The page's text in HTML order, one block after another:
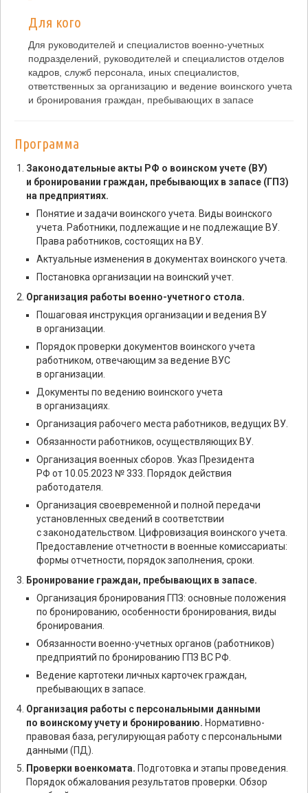
Для кого
Для руководителей и специалистов военно-учетных
подразделений, руководителей и специалистов отделов
кадров, служб персонала, иных специалистов,
ответственных за организацию и ведение воинского учета
и бронирования граждан, пребывающих в запасе
Программа
Законодательные акты РФ о воинском учете (ВУ)
и бронировании граждан, пребывающих в запасе (ГПЗ)
на предприятиях.
Понятие и задачи воинского учета. Виды воинского
учета. Работники, подлежащие и не подлежащие ВУ.
Права работников, состоящих на ВУ.
Актуальные изменения в документах воинского учета.
Постановка организации на воинский учет.
Организация работы военно-учетного стола.
Пошаговая инструкция организации и ведения ВУ
в организации.
Порядок проверки документов воинского учета
работником, отвечающим за ведение ВУС
в организации.
Документы по ведению воинского учета
в организациях.
Организация рабочего места работников, ведущих ВУ.
Обязанности работников, осуществляющих ВУ.
Организация военных сборов. Указ Президента
РФ от 10.05.2023 № 333. Порядок действия
работодателя.
Организация своевременной и полной передачи
установленных сведений в соответствии
с законодательством. Цифровизация воинского учета.
Предоставление отчетности в военные комиссариаты:
формы отчетности, порядок заполнения, сроки.
Бронирование граждан, пребывающих в запасе.
Организация бронирования ГПЗ: основные положения
по бронированию, особенности бронирования, виды
бронирования.
Обязанности военно-учетных органов (работников)
предприятий по бронированию ГПЗ ВС РФ.
Ведение картотеки личных карточек граждан,
пребывающих в запасе.
Организация работы с персональными данными
по воинскому учету и бронированию. Нормативно-
правовая база, регулирующая работу с персональными
данными (ПД).
Проверки военкомата. Подготовка и этапы проведения.
Порядок обжалования результатов проверки. Обзор